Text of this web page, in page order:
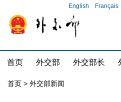
English Français
首页 外交部 外交部长
首页 > 外交部新闻